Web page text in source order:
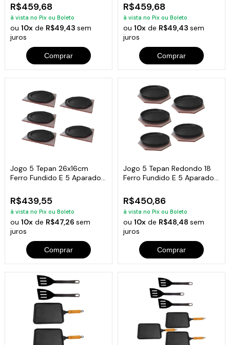
R$459,68
à vista no Pix ou Boleto
ou10x de R$49,43sem
juros
Comprar
R$459,68
à vista no Pix ou Boleto
ou 10xde R$49,43 sem
juros
Comprar
Jogo 5 Tepan 26x16cm
Ferro Fundido E 5 Aparador
R$439,55
à vista no Pix ou Boleto
ou10x de R$47,26sem
juros
Comprar
Jogo 5 Tepan Redondo 18
Ferro Fundido E 5 Aparador
R$450,86
à vista no Pix ou Boleto
ou 10xde R$48,48 sem
juros
Comprar